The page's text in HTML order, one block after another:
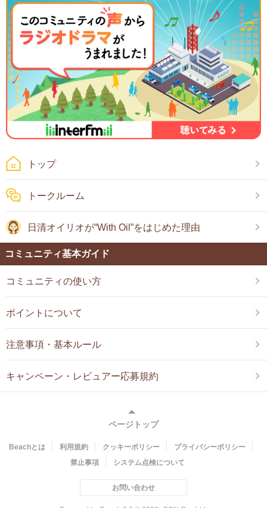
トップ
トークルーム
日清オイリオが“With Oil”をはじめた理由
コミュニティ基本ガイド
コミュニティの使い方
ポイントについて
注意事項・基本ルール
キャンペーン・レビュアー応募規約
ページトップ
Beachとは 利用規約 クッキーポリシー
プライバシーポリシー
禁止事項
システム点検について
お問い合わせ